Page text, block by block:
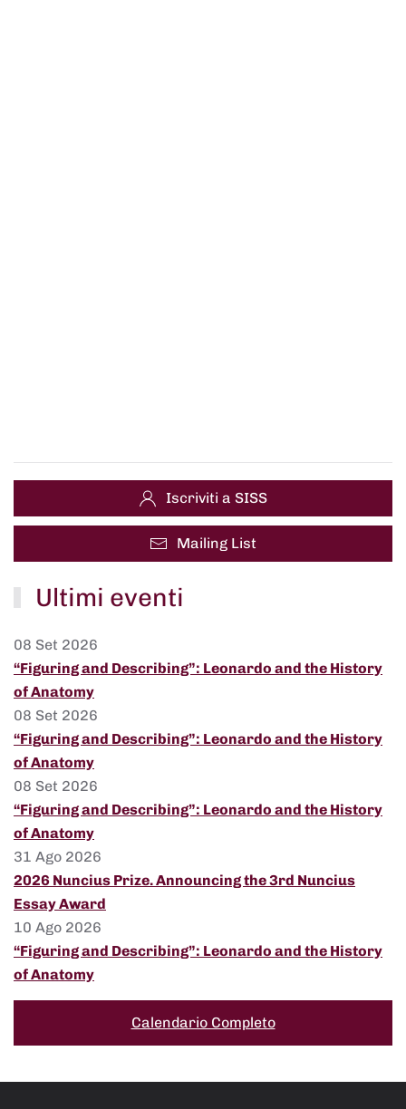
Iscriviti a SISS
Mailing List
Ultimi eventi
08 Set 2026
“Figuring and Describing”: Leonardo and the History
of Anatomy
08 Set 2026
“Figuring and Describing”: Leonardo and the History
of Anatomy
08 Set 2026
“Figuring and Describing”: Leonardo and the History
of Anatomy
31 Ago 2026
2026 Nuncius Prize. Announcing the 3rd Nuncius
Essay Award
10 Ago 2026
“Figuring and Describing”: Leonardo and the History
of Anatomy
Calendario Completo